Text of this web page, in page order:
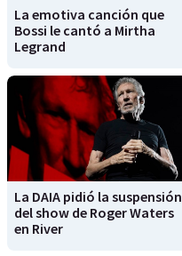
La emotiva canción que
Bossi le cantó a Mirtha
Legrand
La DAIA pidió la suspensión
del show de Roger Waters
en River